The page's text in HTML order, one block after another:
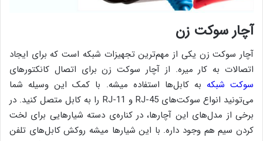
آچار سوکت زن
آچار سوکت زن یکی از مهم‌ترین تجهیزات شبکه است که برای ایجاد
اتصالات به کار میره. از آچار سوکت زن برای اتصال کانکتورهای
سوکت شبکه به کابل‌ها استفاده میشه. با کمک این وسیله شما
می‌تونید انواع سوکت‌های RJ-45 و RJ-11 را به کابل متصل کنید. در
برخی از مدل‌های این آچارها، در کناره‌ی دسته شیارهایی برای لخت
کردن سیم هم وجود داره. با این شیارها میشه روکش کابل‌های تلفن